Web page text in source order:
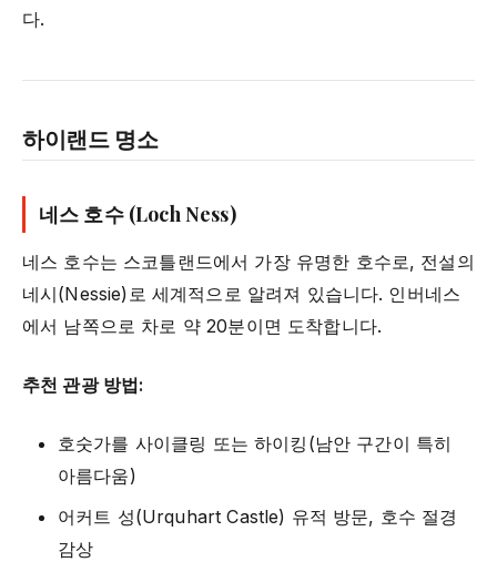
다.
하이랜드 명소
네스 호수 (Loch Ness)
네스 호수는 스코틀랜드에서 가장 유명한 호수로, 전설의
네시(Nessie)로 세계적으로 알려져 있습니다. 인버네스
에서 남쪽으로 차로 약 20분이면 도착합니다.
추천 관광 방법:
호숫가를 사이클링 또는 하이킹(남안 구간이 특히
아름다움)
어커트 성(Urquhart Castle) 유적 방문, 호수 절경
감상